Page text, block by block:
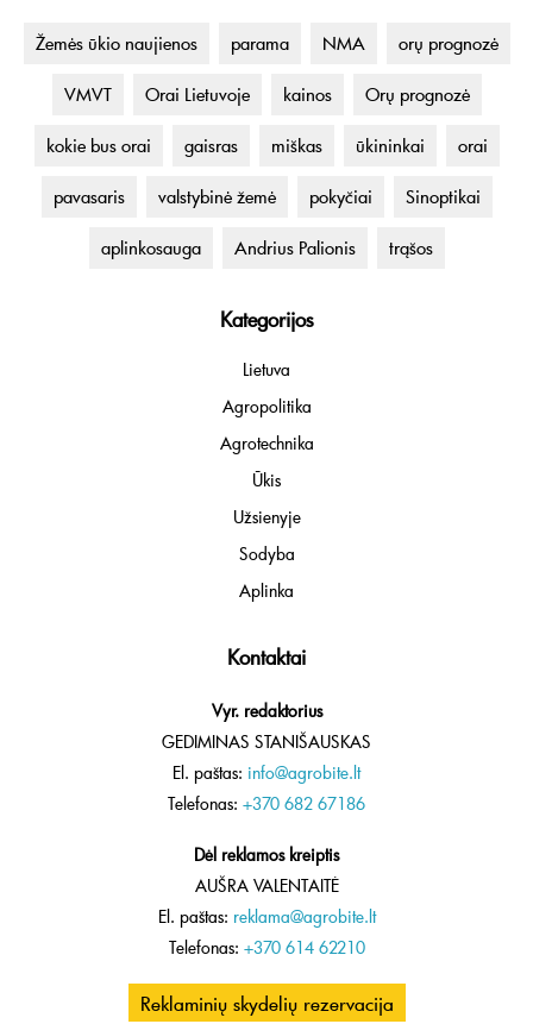
Žemės ūkio naujienos parama NMA orų prognozė
VMVT Orai Lietuvoje kainos Orų prognozė
kokie bus orai gaisras miškas ūkininkai orai
pavasaris valstybinė žemė pokyčiai Sinoptikai
aplinkosauga Andrius Palionis trąšos
Kategorijos
Lietuva
Agropolitika
Agrotechnika
Ūkis
Užsienyje
Sodyba
Aplinka
Kontaktai
Vyr. redaktorius
GEDIMINAS STANIŠAUSKAS
El. paštas: info@agrobite.lt
Telefonas: +370 682 67186
Dėl reklamos kreiptis
AUŠRA VALENTAITĖ
El. paštas: reklama@agrobite.lt
Telefonas: +370 614 62210
Reklaminių skydelių rezervacija